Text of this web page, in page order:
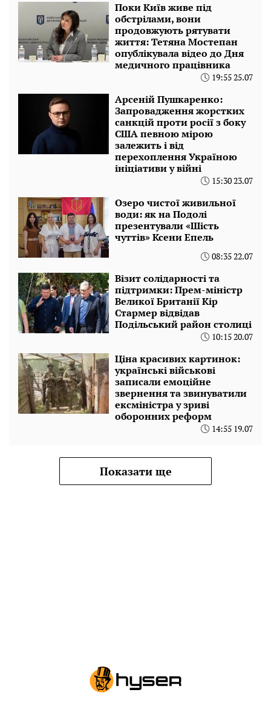
Поки Київ живе під
обстрілами, вони
продовжують рятувати
життя: Тетяна Мостепан
опублікувала відео до Дня
медичного працівника
19:55 25.07
Арсеній Пушкаренко:
Запровадження жорстких
санкцій проти росії з боку
США певною мірою
залежить і від
перехоплення Україною
ініціативи у війні
15:30 23.07
Озеро чистої живильної
води: як на Подолі
презентували «Шість
чуттів» Ксени Епель
08:35 22.07
Візит солідарності та
підтримки: Прем-міністр
Великої Британії Кір
Стармер відвідав
Подільський район столиці
10:15 20.07
Ціна красивих картинок:
українські військові
записали емоційне
звернення та звинуватили
ексміністра у зриві
оборонних реформ
14:55 19.07
Показати ще